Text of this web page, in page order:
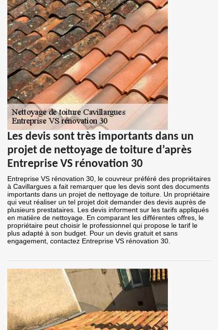
Les devis sont très importants dans un
projet de nettoyage de toiture d’après
Entreprise VS rénovation 30
Entreprise VS rénovation 30, le couvreur préféré des propriétaires
à Cavillargues a fait remarquer que les devis sont des documents
importants dans un projet de nettoyage de toiture. Un propriétaire
qui veut réaliser un tel projet doit demander des devis auprès de
plusieurs prestataires. Les devis informent sur les tarifs appliqués
en matière de nettoyage. En comparant les différentes offres, le
propriétaire peut choisir le professionnel qui propose le tarif le
plus adapté à son budget. Pour un devis gratuit et sans
engagement, contactez Entreprise VS rénovation 30.